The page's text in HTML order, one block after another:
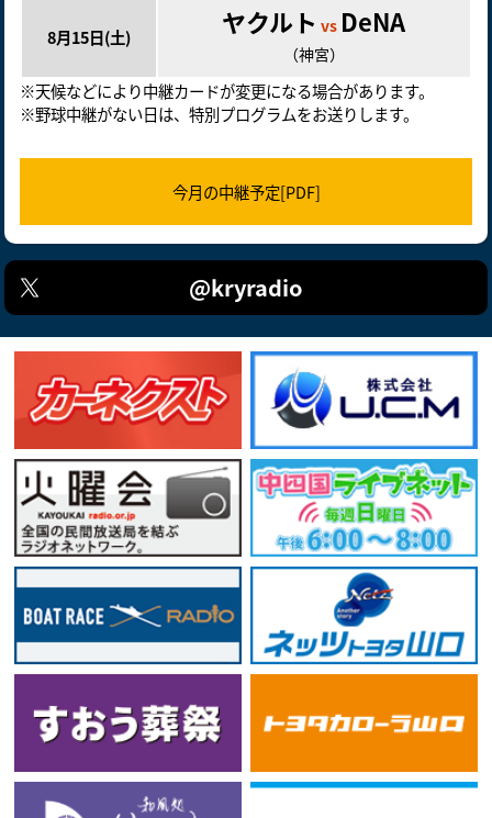
8月15日(土) ヤクルト vs DeNA
（神宮）
※天候などにより中継カードが変更になる場合があります。
※野球中継がない日は、特別プログラムをお送りします。
今月の中継予定[PDF]
@kryradio